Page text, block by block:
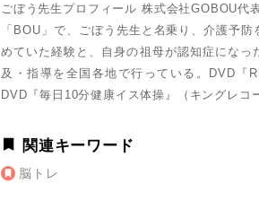
ごぼう先生プロフィール 株式会社GOBOU
「BOU」で、ごぼう先生と名乗り、介護予
めていた経験と、自身の祖母が認知症にな
及・指導を全国各地で行っている。DVD『
DVD『毎日10分健康イス体操』（キングレ
関連キーワード
脳トレ